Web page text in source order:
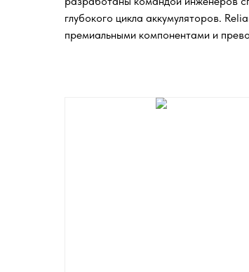
глубокого цикла аккумуляторов.
премиальными компонентами и